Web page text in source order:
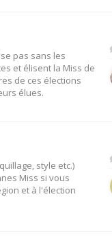
pas sans les
et élisent la Miss de
de ces élections
élues.
style etc.)
Miss si vous
et à l'élection